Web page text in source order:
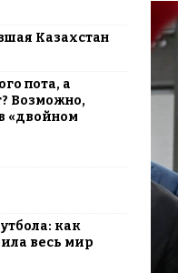
Казахстан
пота, а
Возможно,
«двойном
как
весь мир